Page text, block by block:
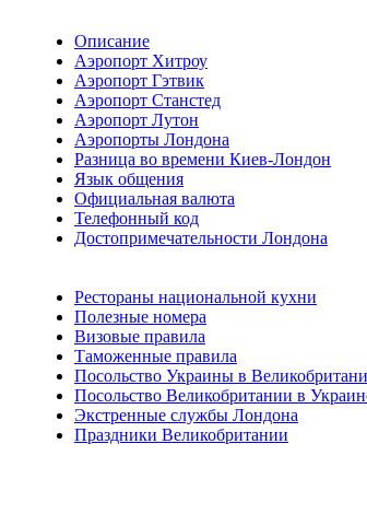
Описание
Аэропорт Хитроу
Аэропорт Гэтвик
Аэропорт Станстед
Аэропорт Лутон
Аэропорты Лондона
Разница во времени Киев-Лондон
Язык общения
Официальная валюта
Телефонный код
Достопримечательности Лондона
Рестораны национальной кухни
Полезные номера
Визовые правила
Таможенные правила
Посольство Украины в
Посольство Великобритании в
Экстренные службы Лондона
Праздники Великобритании